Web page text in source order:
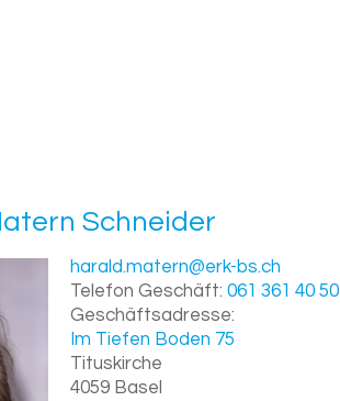
Schnei­der
harald.matern@erk-bs.ch
Telefon Geschäft: 061 361 40 50
Geschäftsadresse:
Im Tiefen Boden 75
Tituskirche
4059 Basel